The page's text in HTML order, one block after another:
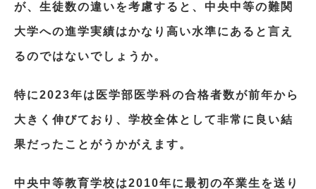
が、生徒数の違いを考慮すると、中央中等の難関
大学への進学実績はかなり高い水準にあると言え
るのではないでしょうか。
特に2023年は医学部医学科の合格者数が前年から
大きく伸びており、学校全体として非常に良い結
果だったことがうかがえます。
中央中等教育学校は2010年に最初の卒業生を送り